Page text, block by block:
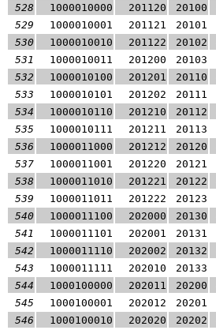
528
1000010000 201120 20100
529
1000010001 201121 20101
530
1000010010 201122 20102
531
1000010011 201200 20103
532
1000010100 201201 20110
533
1000010101 201202 20111
534
1000010110 201210 20112
535
1000010111 201211 20113
536
1000011000 201212 20120
537
1000011001 201220 20121
538
1000011010 201221 20122
539
1000011011 201222 20123
540
1000011100 202000 20130
541
1000011101 202001 20131
542
1000011110 202002 20132
543
1000011111 202010 20133
544
1000100000 202011 20200
545
1000100001 202012 20201
546
1000100010 202020 20202